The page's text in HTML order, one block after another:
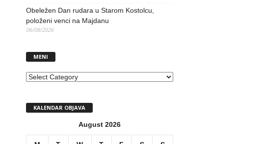
Obeležen Dan rudara u Starom Kostolcu,
položeni venci na Majdanu
06/08/2026
MENI
MENI
KALENDAR OBJAVA
August 2026